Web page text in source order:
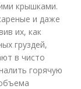
крышками.
и даже
их, как
груздей,
в чисто
горячую